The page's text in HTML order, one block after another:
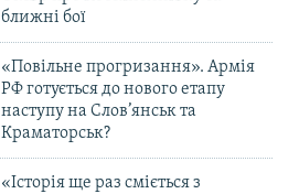
ближні бої
«Повільне прогризання». Армія
РФ готується до нового етапу
наступу на Слов’янськ та
Краматорськ?
«Історія ще раз сміється з